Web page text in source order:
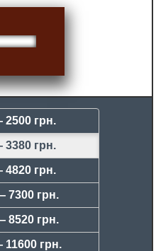
2500 грн.
3380 грн.
4820 грн.
7300 грн.
8520 грн.
11600 грн.